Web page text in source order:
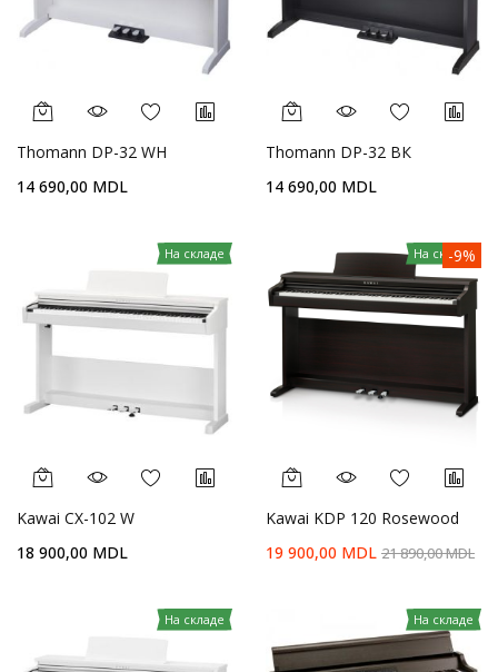
Thomann DP-32 WH
14 690,00 MDL
Thomann DP-32 BК
14 690,00 MDL
На складе
Kawai CX-102 W
18 900,00 MDL
На складе
-9%
Kawai KDP 120 Rosewood
19 900,00 MDL 21 890,00 MDL
На складе На складе